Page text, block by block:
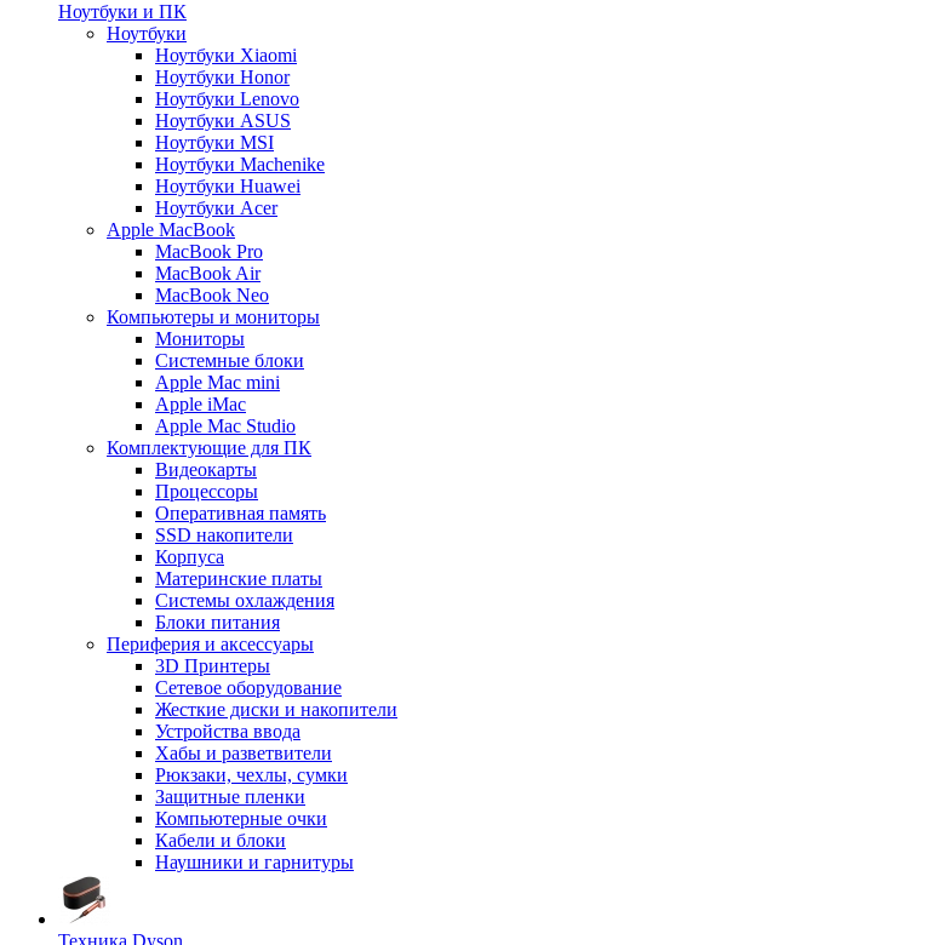
Ноутбуки и ПК
Ноутбуки
Ноутбуки Xiaomi
Ноутбуки Honor
Ноутбуки Lenovo
Ноутбуки ASUS
Ноутбуки MSI
Ноутбуки Machenike
Ноутбуки Huawei
Ноутбуки Acer
Apple MacBook
MacBook Pro
MacBook Air
MacBook Neo
Компьютеры и мониторы
Мониторы
Системные блоки
Apple Mac mini
Apple iMac
Apple Mac Studio
Комплектующие для ПК
Видеокарты
Процессоры
Оперативная память
SSD накопители
Корпуса
Материнские платы
Системы охлаждения
Блоки питания
Периферия и аксессуары
3D Принтеры
Сетевое оборудование
Жесткие диски и накопители
Устройства ввода
Хабы и разветвители
Рюкзаки, чехлы, сумки
Защитные пленки
Компьютерные очки
Кабели и блоки
Наушники и гарнитуры
Техника Dyson